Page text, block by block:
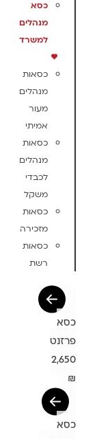
כסא
מנהלים
למשרד
כסאות
מנהלים
מעור
אמיתי
כסאות
מנהלים
לכבדי
משקל
כסאות
מזכירה
כסאות
רשת
כסא
פרזנט
2,650
₪
כסא